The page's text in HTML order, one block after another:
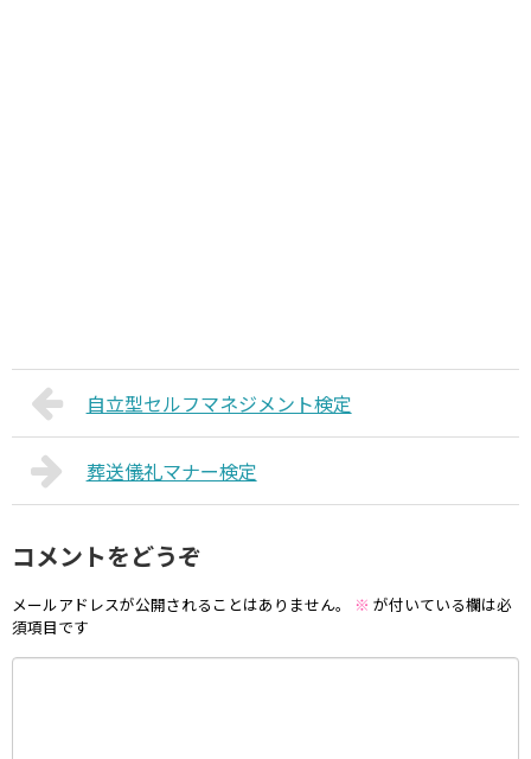
自立型セルフマネジメント検定
葬送儀礼マナー検定
コメントをどうぞ
メールアドレスが公開されることはありません。 ※ が付いている欄は必
須項目です